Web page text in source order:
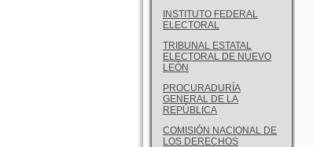
INSTITUTO FEDERAL
ELECTORAL
TRIBUNAL ESTATAL
ELECTORAL DE NUEVO
LEÓN
PROCURADURÍA
GENERAL DE LA
REPÚBLICA
COMISIÓN NACIONAL DE
LOS DERECHOS